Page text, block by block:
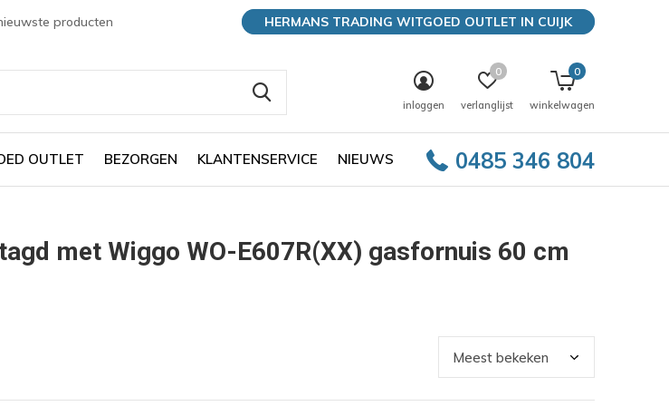
OUTLET BEZORGEN KLANTENSERVICE NIEUWS 0485 346 804
inloggen verlanglijst
0
winkelwagen
0
producten HERMANS TRADING WITGOED OUTLET IN CUIJK
met Wiggo WO-E607R(XX) gasfornuis 60 cm